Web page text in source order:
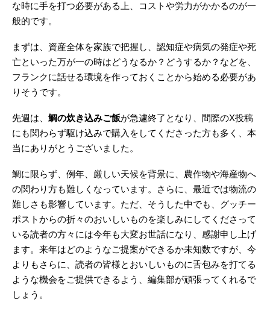
な時に手を打つ必要がある上、コストや労力がかかるのが一
般的です。
まずは、資産全体を家族で把握し、認知症や病気の発症や死
亡といった万が一の時はどうなるか？どうするか？などを、
フランクに話せる環境を作っておくことから始める必要があ
りそうです。
先週は、 鯛の炊き込みご飯が急遽終了となり、間際のX投稿
にも関わらず駆け込みで購入をしてくださった方も多く、本
当にありがとうございました。
鯛に限らず、例年、厳しい天候を背景に、農作物や海産物へ
の関わり方も難しくなっています。さらに、最近では物流の
難しさも影響しています。ただ、そうした中でも、グッチー
ポストからの折々のおいしいものを楽しみにしてくださって
いる読者の方々には今年も大変お世話になり、感謝申し上げ
ます。来年はどのようなご提案ができるか未知数ですが、今
よりもさらに、読者の皆様とおいしいものに舌包みを打てる
ような機会をご提供できるよう、編集部が頑張ってくれるで
しょう。